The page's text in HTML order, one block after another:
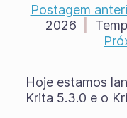
Postagem
2026
Hoje estamos
Krita 5.3.0 e o